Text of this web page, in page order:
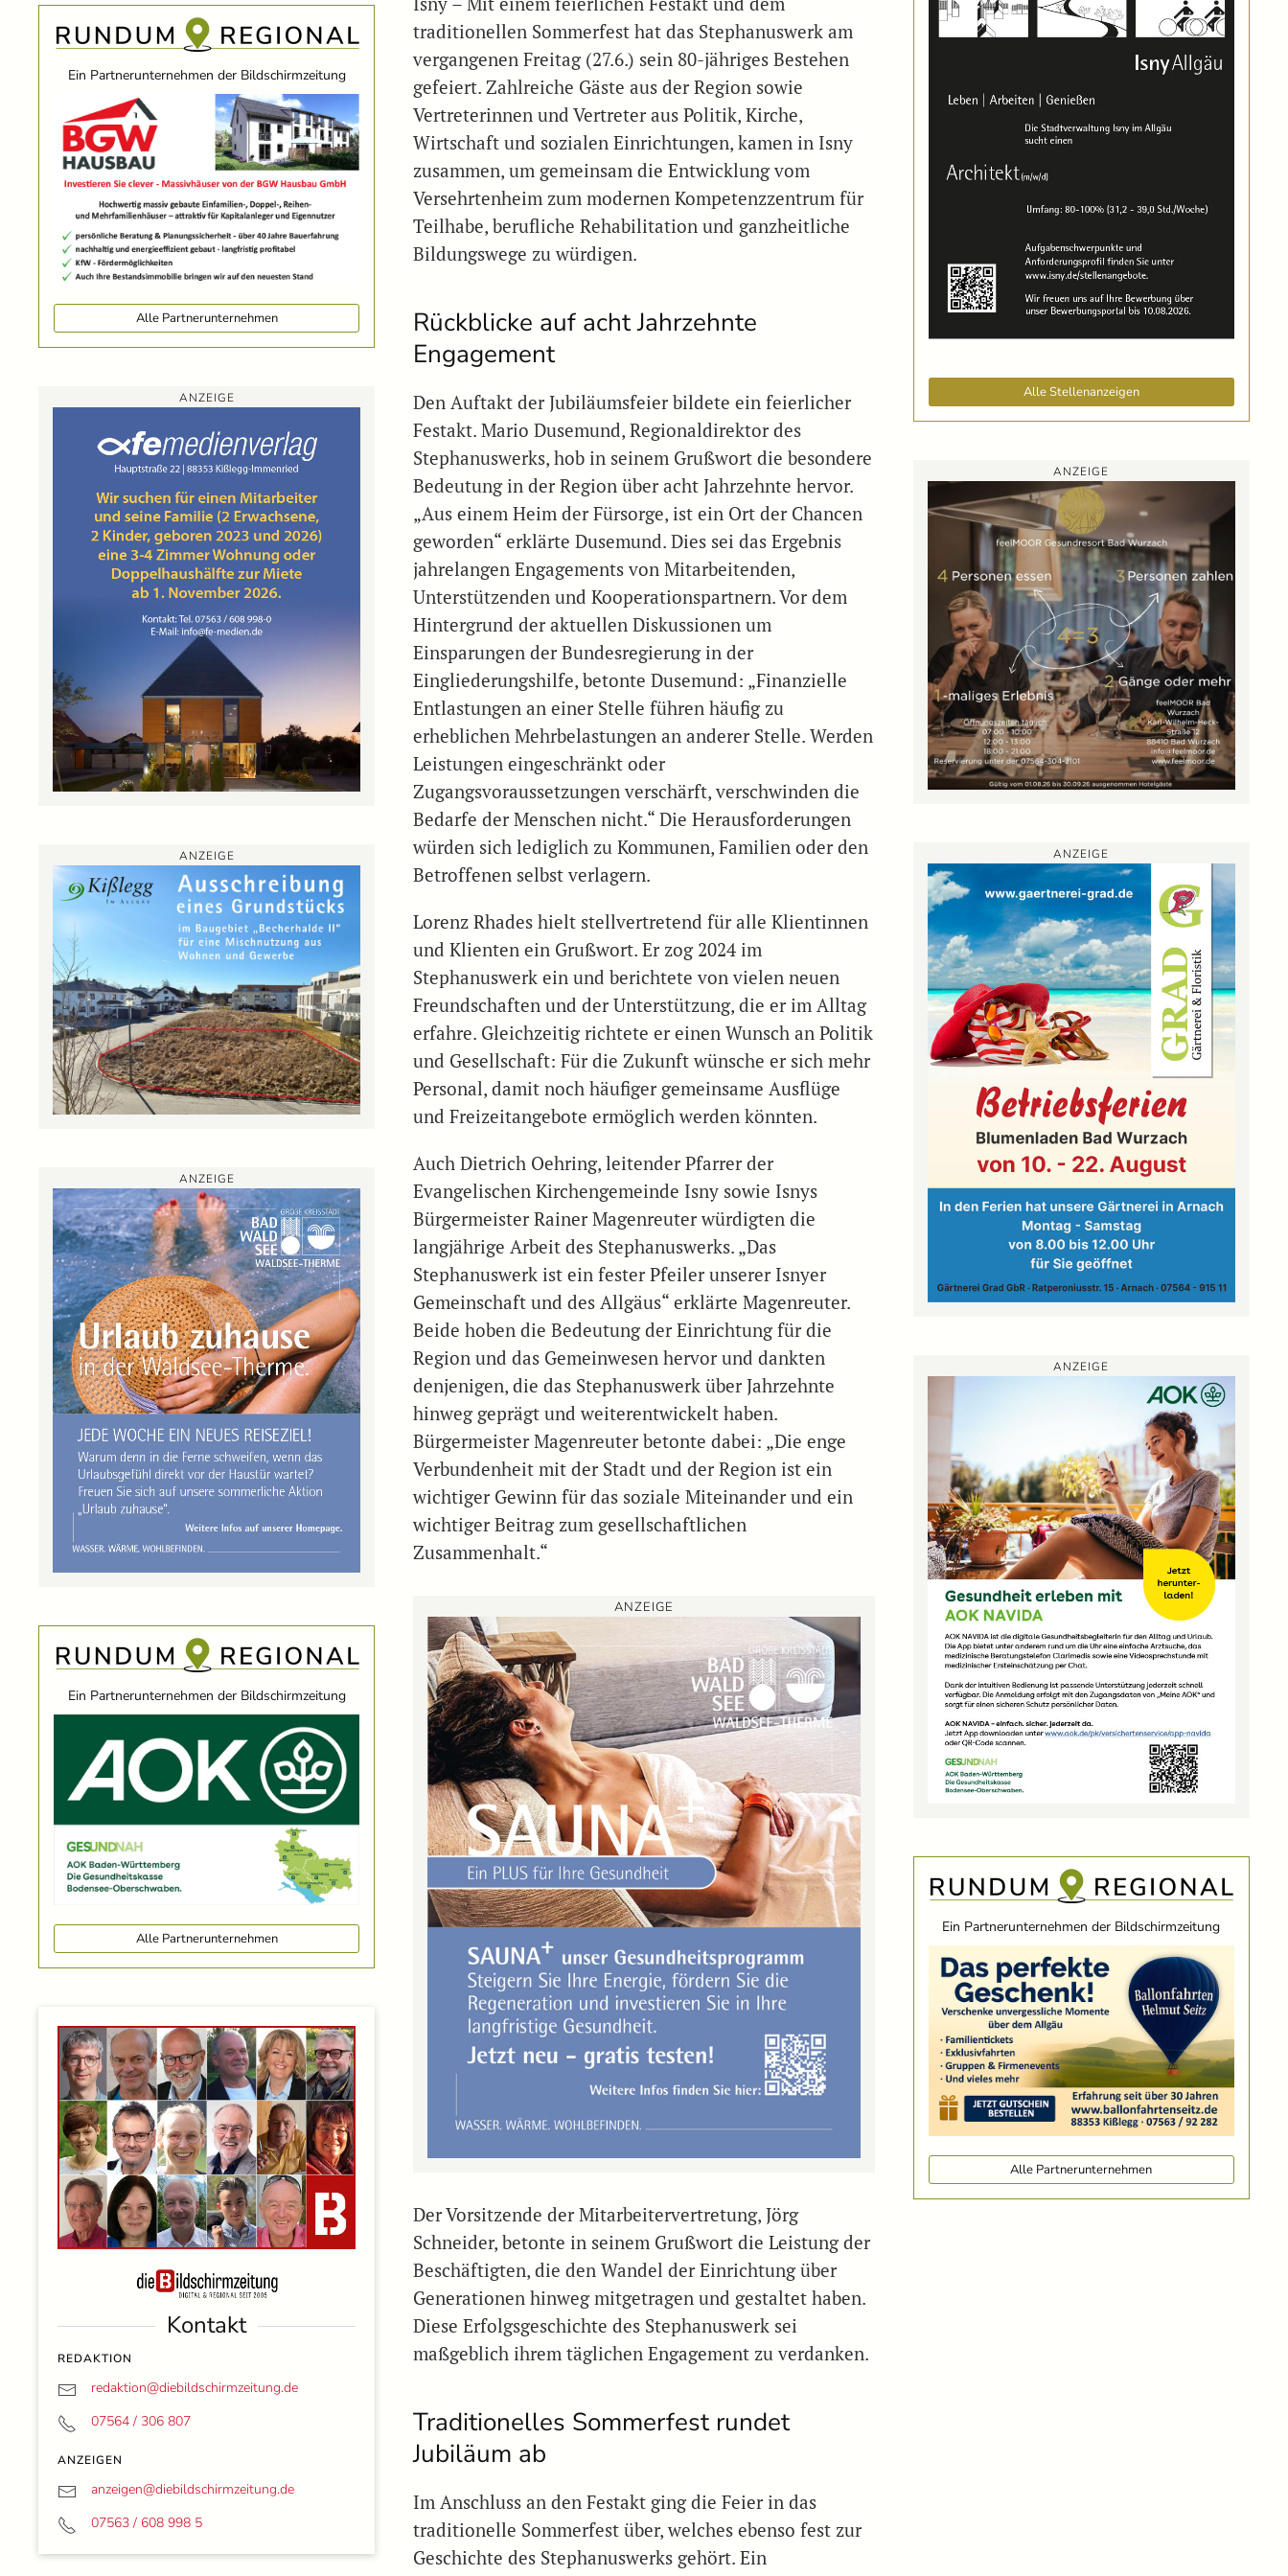
Ein Partnerunternehmen der Bildschirmzeitung
Alle Partnerunternehmen
ANZEIGE
ANZEIGE
ANZEIGE
Ein Partnerunternehmen der Bildschirmzeitung
Alle Partnerunternehmen
Kontakt
REDAKTION
redaktion@diebildschirmzeitung.de
07564 / 306 807
ANZEIGEN
anzeigen@diebildschirmzeitung.de
07563 / 608 998 5
traditionellen Sommerfest hat das Stephanuswerk am
vergangenen Freitag (27.6.) sein 80-jähriges Bestehen
gefeiert. Zahlreiche Gäste aus der Region sowie
Vertreterinnen und Vertreter aus Politik, Kirche,
Wirtschaft und sozialen Einrichtungen, kamen in Isny
zusammen, um gemeinsam die Entwicklung vom
Versehrtenheim zum modernen Kompetenzzentrum für
Teilhabe, berufliche Rehabilitation und ganzheitliche
Bildungswege zu würdigen.
Rückblicke auf acht Jahrzehnte
Engagement
Den Auftakt der Jubiläumsfeier bildete ein feierlicher
Festakt. Mario Dusemund, Regionaldirektor des
Stephanuswerks, hob in seinem Grußwort die besondere
Bedeutung in der Region über acht Jahrzehnte hervor.
„Aus einem Heim der Fürsorge, ist ein Ort der Chancen
geworden“ erklärte Dusemund. Dies sei das Ergebnis
jahrelangen Engagements von Mitarbeitenden,
Unterstützenden und Kooperationspartnern. Vor dem
Hintergrund der aktuellen Diskussionen um
Einsparungen der Bundesregierung in der
Eingliederungshilfe, betonte Dusemund: „Finanzielle
Entlastungen an einer Stelle führen häufig zu
erheblichen Mehrbelastungen an anderer Stelle. Werden
Leistungen eingeschränkt oder
Zugangsvoraussetzungen verschärft, verschwinden die
Bedarfe der Menschen nicht.“ Die Herausforderungen
würden sich lediglich zu Kommunen, Familien oder den
Betroffenen selbst verlagern.
Lorenz Rhades hielt stellvertretend für alle Klientinnen
und Klienten ein Grußwort. Er zog 2024 im
Stephanuswerk ein und berichtete von vielen neuen
Freundschaften und der Unterstützung, die er im Alltag
erfahre. Gleichzeitig richtete er einen Wunsch an Politik
und Gesellschaft: Für die Zukunft wünsche er sich mehr
Personal, damit noch häufiger gemeinsame Ausflüge
und Freizeitangebote ermöglich werden könnten.
Auch Dietrich Oehring, leitender Pfarrer der
Evangelischen Kirchengemeinde Isny sowie Isnys
Bürgermeister Rainer Magenreuter würdigten die
langjährige Arbeit des Stephanuswerks. „Das
Stephanuswerk ist ein fester Pfeiler unserer Isnyer
Gemeinschaft und des Allgäus“ erklärte Magenreuter.
Beide hoben die Bedeutung der Einrichtung für die
Region und das Gemeinwesen hervor und dankten
denjenigen, die das Stephanuswerk über Jahrzehnte
hinweg geprägt und weiterentwickelt haben.
Bürgermeister Magenreuter betonte dabei: „Die enge
Verbundenheit mit der Stadt und der Region ist ein
wichtiger Gewinn für das soziale Miteinander und ein
wichtiger Beitrag zum gesellschaftlichen
Zusammenhalt.“
ANZEIGE
Der Vorsitzende der Mitarbeitervertretung, Jörg
Schneider, betonte in seinem Grußwort die Leistung der
Beschäftigten, die den Wandel der Einrichtung über
Generationen hinweg mitgetragen und gestaltet haben.
Diese Erfolgsgeschichte des Stephanuswerk sei
maßgeblich ihrem täglichen Engagement zu verdanken.
Traditionelles Sommerfest rundet
Jubiläum ab
Im Anschluss an den Festakt ging die Feier in das
traditionelle Sommerfest über, welches ebenso fest zur
Geschichte des Stephanuswerks gehört. Ein
Alle Stellenanzeigen
ANZEIGE
ANZEIGE
ANZEIGE
Ein Partnerunternehmen der Bildschirmzeitung
Alle Partnerunternehmen